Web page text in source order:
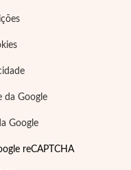
da Google
Google
reCAPTCHA